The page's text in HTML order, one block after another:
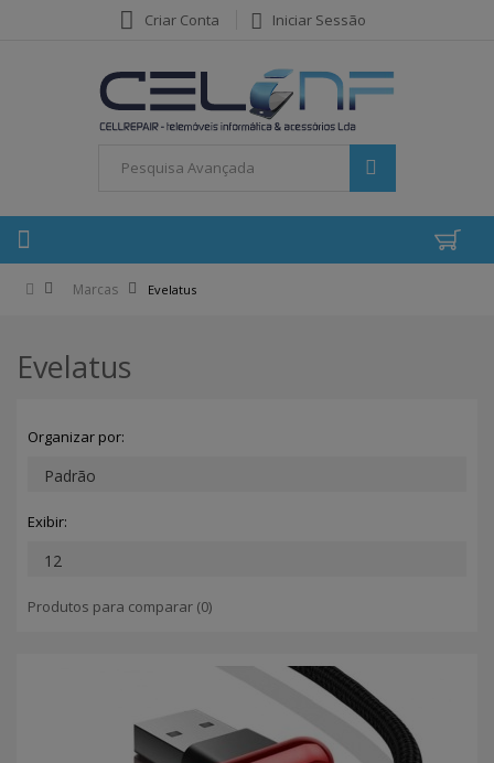
Criar Conta Iniciar Sessão
Marcas Evelatus
Evelatus
Organizar por:
Exibir:
Produtos para comparar (0)